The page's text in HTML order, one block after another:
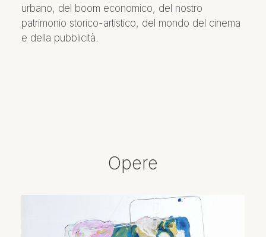
urbano, del boom economico, del nostro
patrimonio storico-artistico, del mondo del cinema
e della pubblicità.
Opere